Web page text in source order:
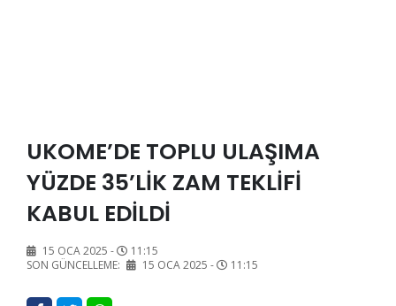
UKOME’DE TOPLU ULAŞIMA
YÜZDE 35’LİK ZAM TEKLİFİ
KABUL EDİLDİ
15 OCA 2025 -
11:15
SON GÜNCELLEME:
15 OCA 2025 - 11:15